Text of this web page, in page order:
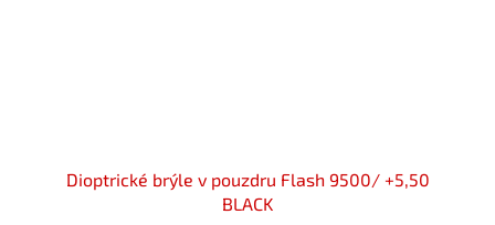
Dioptrické brýle v pouzdru Flash 9500/ +5,50
BLACK